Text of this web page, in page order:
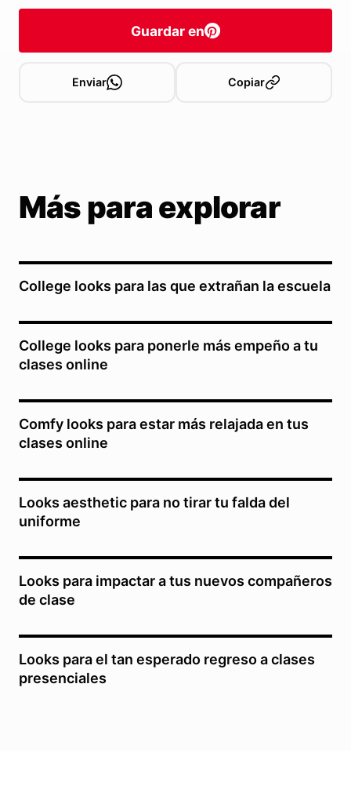
Guardar en
Enviar Copiar
Más para explorar
College looks para las que extrañan la escuela
College looks para ponerle más empeño a tu
clases online
Comfy looks para estar más relajada en tus
clases online
Looks aesthetic para no tirar tu falda del
uniforme
Looks para impactar a tus nuevos compañeros
de clase
Looks para el tan esperado regreso a clases
presenciales